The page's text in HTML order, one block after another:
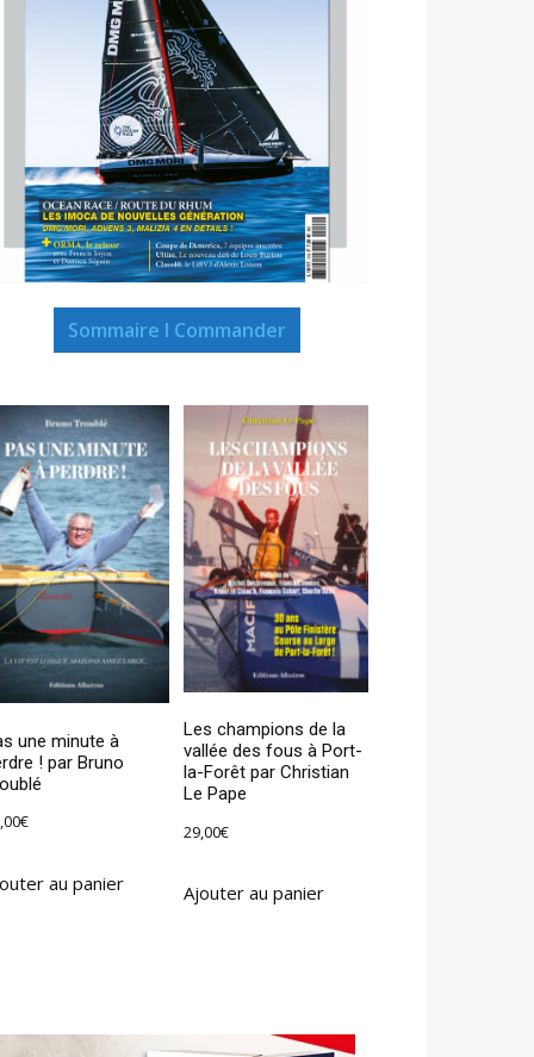
Sommaire I Commander
une minute à
! par Bruno
€
au panier
Les champions de la
vallée des fous à Port-
la-Forêt par Christian
Le Pape
29,00€
Ajouter au panier